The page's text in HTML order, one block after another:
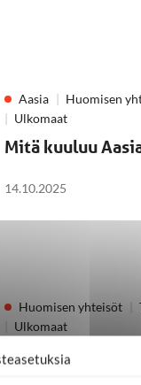
Aasia
Huomisen
Ulkomaat
Mitä kuuluu
14.10.2025
Huomisen yhteisöt
Ulkomaat
Kilpailu nuorten